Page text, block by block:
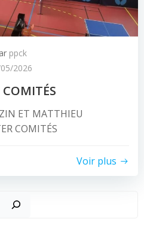
ppck
2026
ET MATTHIEU
COMITÉS
Voir plus